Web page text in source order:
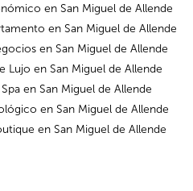
en San Miguel de Allende
en San Miguel de Allende
en San Miguel de Allende
Lujo en San Miguel de Allende
en San Miguel de Allende
en San Miguel de Allende
en San Miguel de Allende